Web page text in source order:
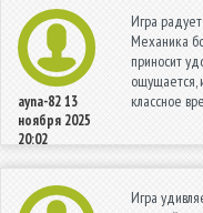
ayna-8213
ноября 2025
20:02
Игра
Механика
приносит
ощущается,
классное
Игра